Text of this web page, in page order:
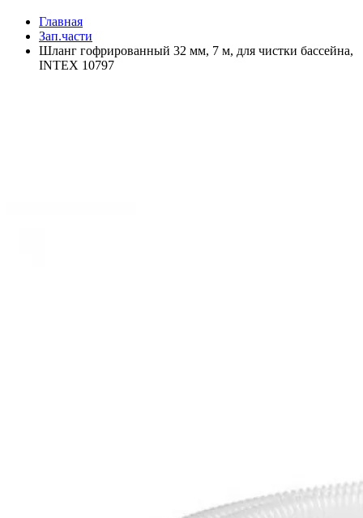
Главная
Зап.части
Шланг гофрированный 32 мм, 7 м, для чистки бассейна,
INTEX 10797